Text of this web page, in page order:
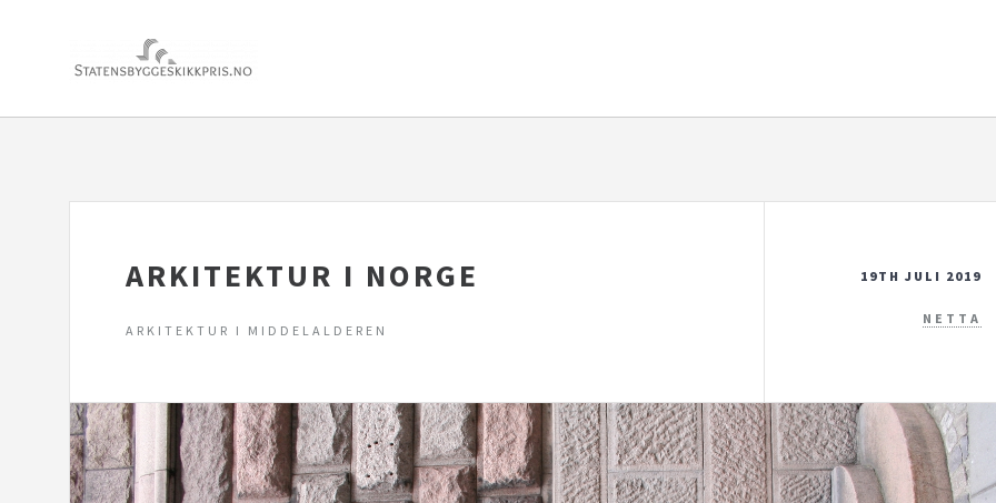
ARKITEKTUR I NORGE
ARKITEKTUR I MIDDELALDEREN
19TH JULI 2019
NETTA